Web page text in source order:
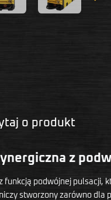
o produkt
z
funkcją podwójnej pulsacji,
stworzony zarówno